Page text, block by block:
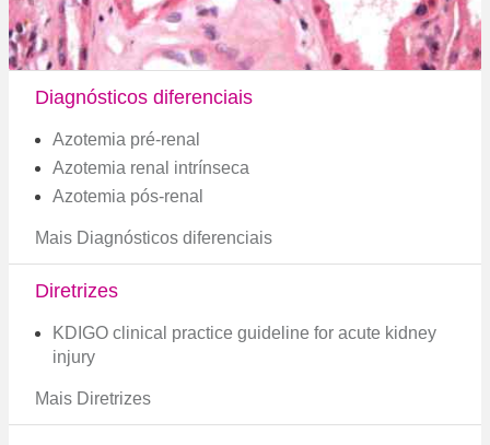
Diagnósticos diferenciais
Azotemia pré-renal
Azotemia renal intrínseca
Azotemia pós-renal
Mais Diagnósticos diferenciais
Diretrizes
KDIGO clinical practice guideline for acute kidney
injury
Mais Diretrizes